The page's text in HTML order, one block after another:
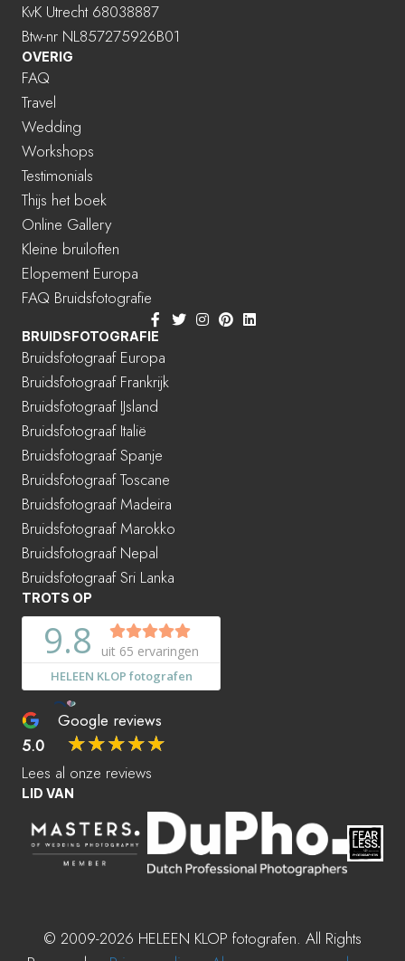
KvK Utrecht 68038887
Btw-nr NL857275926B01
OVERIG
FAQ
Travel
Wedding
Workshops
Testimonials
Thijs het boek
Online Gallery
Kleine bruiloften
Elopement Europa
FAQ Bruidsfotografie
BRUIDSFOTOGRAFIE
Bruidsfotograaf Europa
Bruidsfotograaf Frankrijk
Bruidsfotograaf IJsland
Bruidsfotograaf Italië
Bruidsfotograaf Spanje
Bruidsfotograaf Toscane
Bruidsfotograaf Madeira
Bruidsfotograaf Marokko
Bruidsfotograaf Nepal
Bruidsfotograaf Sri Lanka
TROTS OP
Google reviews
5.0
☆☆☆☆☆
Lees al onze reviews
LID VAN
© 2009-2026 HELEEN KLOP fotografen. All Rights